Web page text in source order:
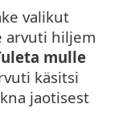
valikut
arvuti hiljem
mulle
käsitsi
jaotisest